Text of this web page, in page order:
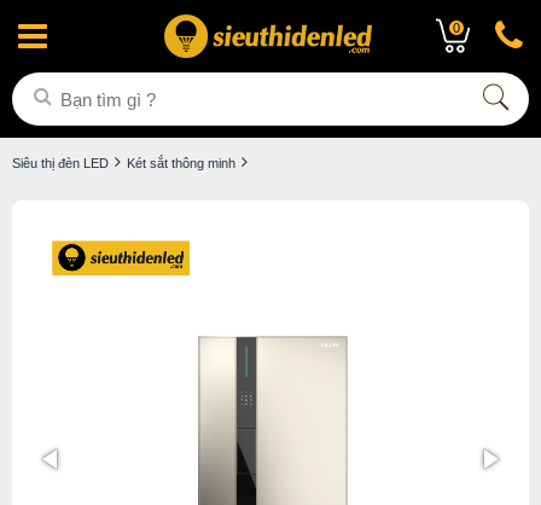
0
Siêu thị đèn LED Két sắt thông minh